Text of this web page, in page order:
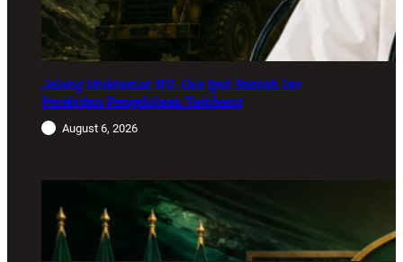
Jelang Muktamar NU, Gus Ipul Bantah Isu
Perebutan Pengelolaan Tambang
August 6, 2026